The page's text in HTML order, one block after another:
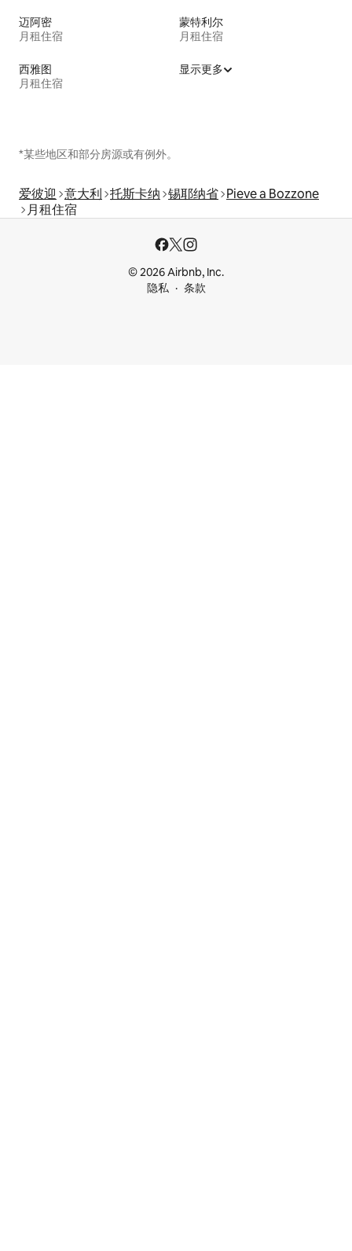
迈阿密
月租住宿
蒙特利尔
月租住宿
西雅图
月租住宿
显示更多
*某些地区和部分房源或有例外。
爱彼迎 意大利 托斯卡纳 锡耶纳省 Pieve a Bozzone
月租住宿
© 2026 Airbnb, Inc.
隐私
条款